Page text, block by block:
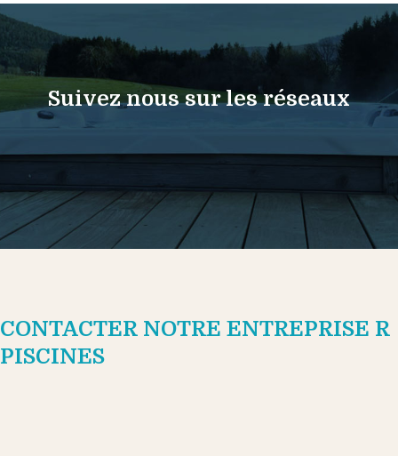
Suivez nous sur les réseaux
CONTACTER NOTRE ENTREPRISE R
PISCINES